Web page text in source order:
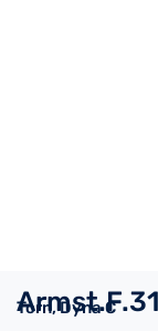
Torn, Dyna C